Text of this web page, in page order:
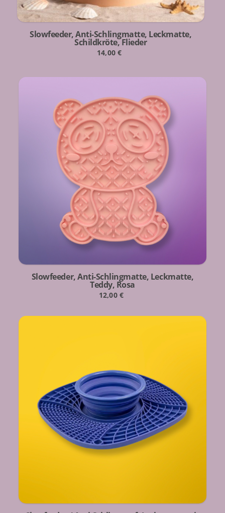
Slowfeeder, Anti-Schlingmatte, Leckmatte,
Schildkröte, Flieder
14,00€
Slowfeeder, Anti-Schlingmatte, Leckmatte,
Teddy, Rosa
12,00€